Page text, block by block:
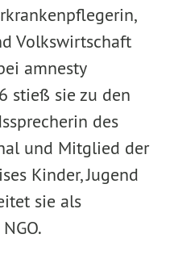
Volkswirtschaft
amnesty
stieß sie zu den
des
und Mitglied der
Kinder, Jugend
sie als